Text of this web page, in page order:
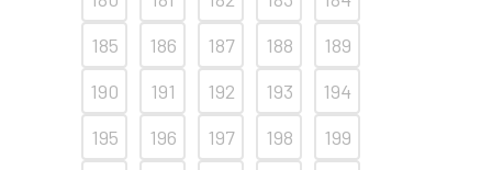
185
186 187 188
189
190
191 192 193
194
195
196 197 198
199